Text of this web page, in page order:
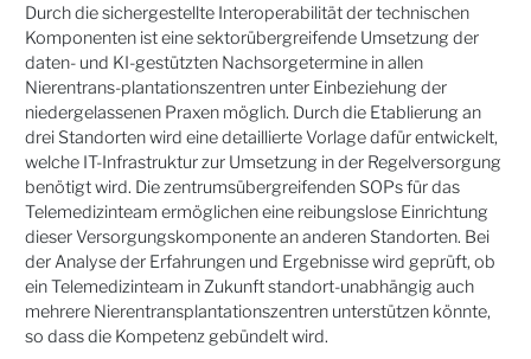
Durch die sichergestellte Interoperabilität der technischen
Komponenten ist eine sektorübergreifende Umsetzung der
daten- und KI-gestützten Nachsorgetermine in allen
Nierentrans-plantationszentren unter Einbeziehung der
niedergelassenen Praxen möglich. Durch die Etablierung an
drei Standorten wird eine detaillierte Vorlage dafür entwickelt,
welche IT-Infrastruktur zur Umsetzung in der Regelversorgung
benötigt wird. Die zentrumsübergreifenden SOPs für das
Telemedizinteam ermöglichen eine reibungslose Einrichtung
dieser Versorgungskomponente an anderen Standorten. Bei
der Analyse der Erfahrungen und Ergebnisse wird geprüft, ob
ein Telemedizinteam in Zukunft standort-unabhängig auch
mehrere Nierentransplantationszentren unterstützen könnte,
so dass die Kompetenz gebündelt wird.